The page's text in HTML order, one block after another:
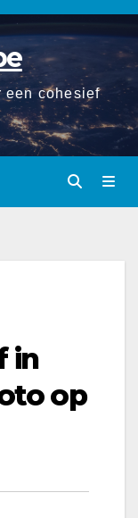
een cohesief
in
op